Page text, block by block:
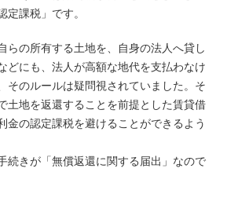
定課税」です。
らの所有する土地を、自身の法人へ貸し
どにも、法人が高額な地代を支払わなけ
そのルールは疑問視されていました。そ
土地を返還することを前提とした賃貸借
金の認定課税を避けることができるよう
続きが「無償返還に関する届出」なので